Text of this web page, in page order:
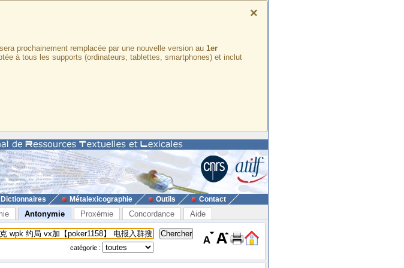
×
prochainement remplacée par une nouvelle version au 1er
à tous les supports (ordinateurs, tablettes, smartphones) et inclut
Dictionnaires Métalexicographie Outils Contact
Antonymie Proxémie Concordance Aide
catégorie :